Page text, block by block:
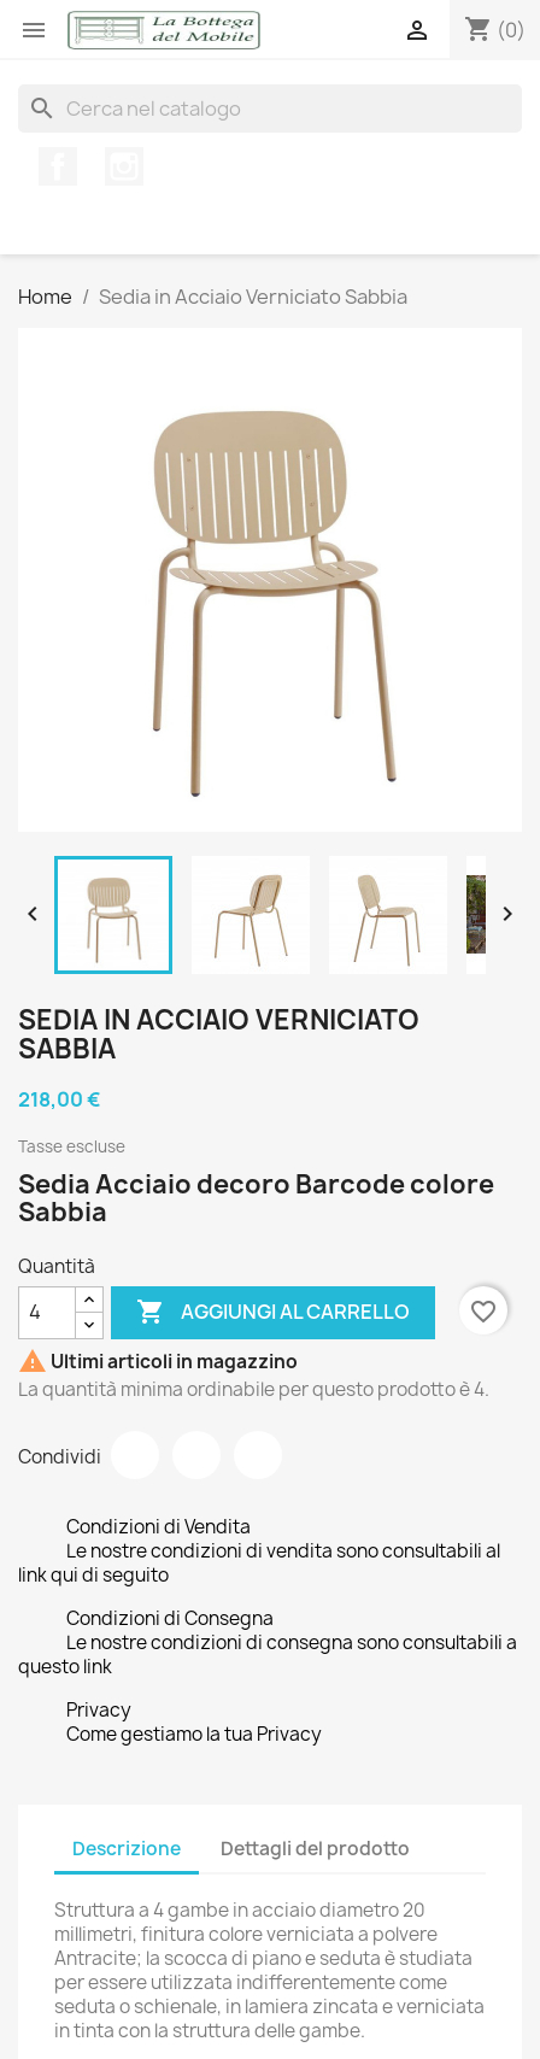
 shopping_cart (0)

search
Home Sedia in Acciaio Verniciato Sabbia
 
SEDIA IN ACCIAIO VERNICIATO
SABBIA
218,00 €
Tasse escluse
Sedia Acciaio decoro Barcode colore
Sabbia
Quantità
 AGGIUNGI AL CARRELLO
favorite_border
 Ultimi articoli in magazzino
La quantità minima ordinabile per questo prodotto è 4.
Condividi
Condizioni di Vendita
Le nostre condizioni di vendita sono consultabili al
link qui di seguito
Condizioni di Consegna
Le nostre condizioni di consegna sono consultabili a
questo link
Privacy
Come gestiamo la tua Privacy
Descrizione Dettagli del prodotto
Struttura a 4 gambe in acciaio diametro 20
millimetri, finitura colore verniciata a polvere
Antracite; la scocca di piano e seduta è studiata
per essere utilizzata indifferentemente come
seduta o schienale, in lamiera zincata e verniciata
in tinta con la struttura delle gambe.